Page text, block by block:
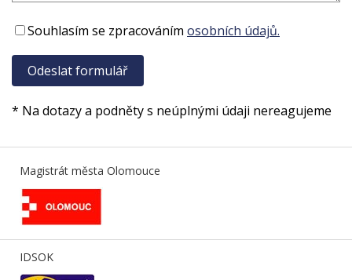
Souhlasím se zpracováním osobních údajů.
* Na dotazy a podněty s neúplnými údaji nereagujeme
Magistrát města Olomouce
IDSOK